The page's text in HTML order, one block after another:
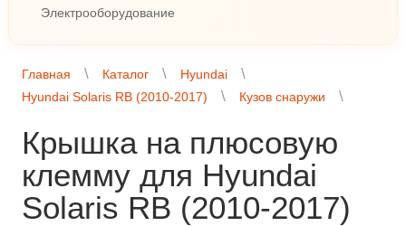
Электрооборудование
Главная Каталог
Hyundai
Hyundai Solaris RB (2010-2017)
Кузов снаружи
Крышка на плюсовую
клемму для Hyundai
Solaris RB (2010-2017)